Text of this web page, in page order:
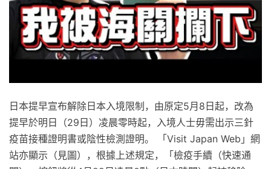
日本提早宣布解除日本入境限制，由原定5月8日起，改為
提早於明日（29日）凌晨零時起，入境人士毋需出示三針
疫苗接種證明書或陰性檢測證明。 「Visit Japan Web」網
站亦顯示（見圖），根據上述規定，「檢疫手續（快速通